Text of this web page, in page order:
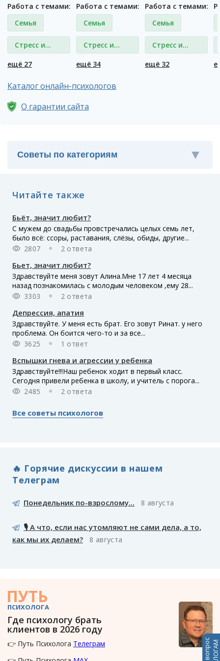
Работа с темами:
Семья
Стресс и
депрессия
ещё 27
Работа с темами:
Семья
Стресс и
депрессия
ещё 34
Работа с темами:
Семья
Стресс и
депрессия
ещё 32
Каталог онлайн-психологов
О гарантии сайта
Читайте также
Бьёт, значит любит?
С мужем до свадьбы провстречались целых семь лет,
было всё: ссоры, раставания, слёзы, обиды, другие...
2807
2 ответа
Бьет, значит любит?
Здравствуйте меня зовут Алина.Мне 17 лет 4 месяца
назад познакомилась с молодым человеком ,ему 28...
3303
2 ответа
Депрессия, апатия
Здравствуйте. У меня есть брат. Его зовут Ринат. у него
проблема. Он боится чего-то и за все...
3625
1 ответ
Вспышки гнева и агрессии у ребенка
Здравствуйте!!!Наш ребенок ходит в первый класс.
Сегодня привели ребенка в школу, и учитель с порога...
2485
2 ответа
Все советы психологов
🔥 Горячие дискуссии в нашем
Телеграм
Понедельник по-взрослому... 8 августа
🎙️ А что, если нас утомляют не сами дела, а то,
как мы их делаем?
8 августа
ПУТЬ
ПСИХОЛОГА
Где психологу брать
клиентов в 2026 году
👉 Путь Психолога Телеграм